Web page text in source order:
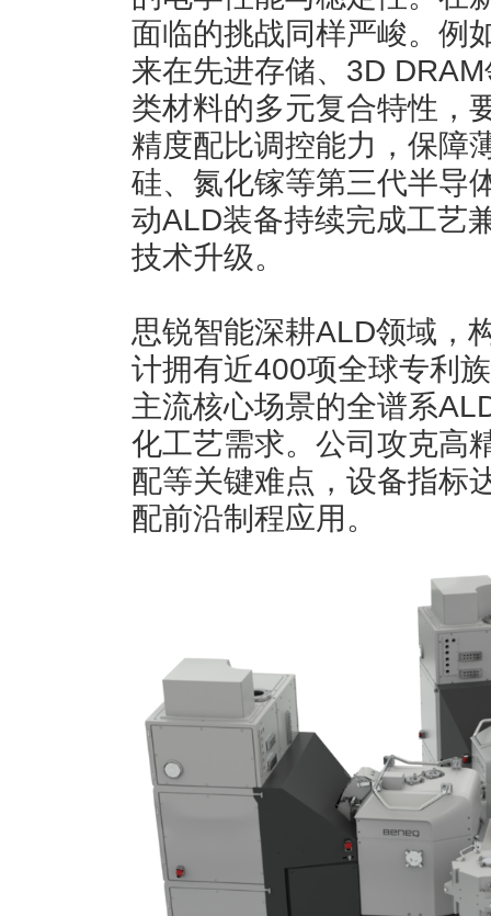
面临的挑战同样严峻。例
来在先进存储、3D
类材料的多元复合特性，
精度配比调控能力，保障
硅、氮化镓等第三代半导
动ALD装备持续完成工艺
技术升级。
思锐智能深耕ALD领域，
计拥有近400项全球专利
主流核心场景的全谱系
化工艺需求。公司攻克高
配等关键难点，设备指标
配前沿制程应用。